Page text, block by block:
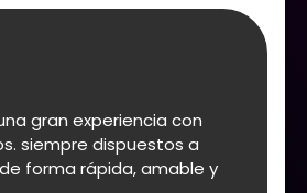
gran experiencia con
siempre dispuestos a
forma rápida, amable y